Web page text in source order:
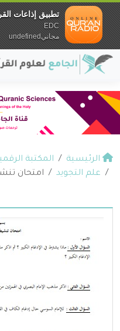
الرئيسية المكتبة
علم التجويد
امتحان
تطبيق إذاعات
EDC
مجانيundefined